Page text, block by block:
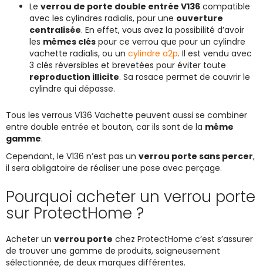
Le verrou de porte double entrée V136 compatible
avec les cylindres radialis, pour une ouverture
centralisée. En effet, vous avez la possibilité d’avoir
les mêmes clés pour ce verrou que pour un cylindre
vachette radialis, ou un cylindre a2p. Il est vendu avec
3 clés réversibles et brevetées pour éviter toute
reproduction illicite. Sa rosace permet de couvrir le
cylindre qui dépasse.
Tous les verrous V136 Vachette peuvent aussi se combiner
entre double entrée et bouton, car ils sont de la même
gamme.
Cependant, le V136 n’est pas un verrou porte sans percer,
il sera obligatoire de réaliser une pose avec perçage.
Pourquoi acheter un verrou porte
sur ProtectHome ?
Acheter un verrou porte chez ProtectHome c’est s’assurer
de trouver une gamme de produits, soigneusement
sélectionnée, de deux marques différentes.